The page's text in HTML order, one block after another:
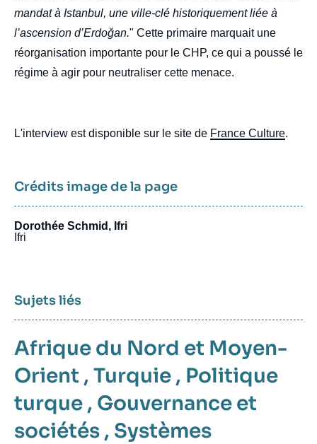
mandat à Istanbul, une ville-clé historiquement liée à
l’ascension d’Erdoğan." Cette primaire marquait une
réorganisation importante pour le CHP, ce qui a poussé le
régime à agir pour neutraliser cette menace.
L'interview est disponible sur le site de France Culture.
Crédits image de la page
Dorothée Schmid, Ifri
Ifri
Sujets liés
Afrique du Nord et Moyen-
Orient , Turquie , Politique
turque , Gouvernance et
sociétés , Systèmes